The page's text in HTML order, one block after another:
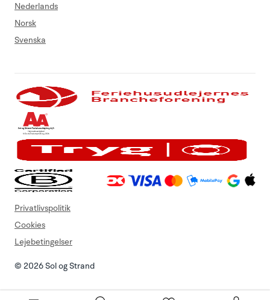
Nederlands
Norsk
Svenska
© 2026 Sol og Strand
Privatlivspolitik
Cookies
Lejebetingelser